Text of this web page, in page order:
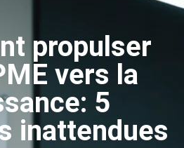
propulser
vers la
5
inattendues